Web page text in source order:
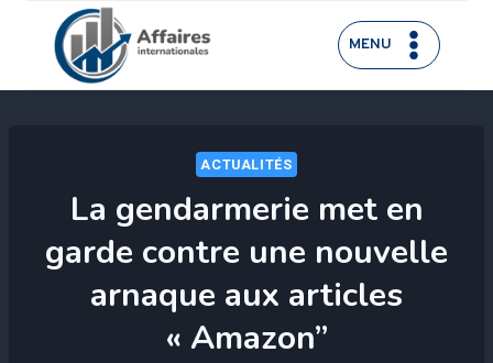
contenu
MENU
ACTUALITÉS
La gendarmerie met en
garde contre une nouvelle
arnaque aux articles
« Amazon”